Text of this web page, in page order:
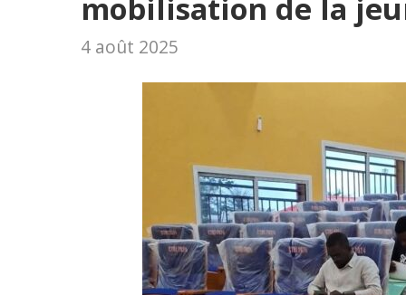
mobilisation de la
4 août 2025